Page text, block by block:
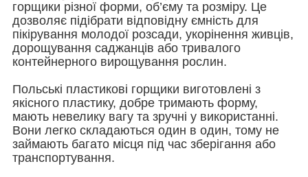
горщики різної форми, об’єму та розміру. Це
дозволяє підібрати відповідну ємність для
пікірування молодої розсади, укорінення живців,
дорощування саджанців або тривалого
контейнерного вирощування рослин.
Польські пластикові горщики виготовлені з
якісного пластику, добре тримають форму,
мають невелику вагу та зручні у використанні.
Вони легко складаються один в один, тому не
займають багато місця під час зберігання або
транспортування.